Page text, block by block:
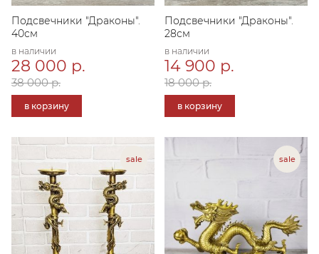
Подсвечники "Драконы".
40см
в наличии
28 000 р.
38 000 р.
в корзину
Подсвечники "Драконы".
28см
в наличии
14 900 р.
18 000 р.
в корзину